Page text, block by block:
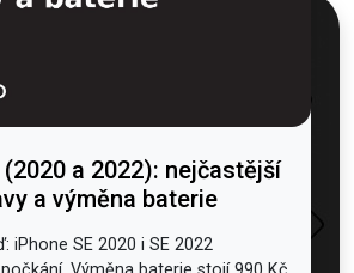
(2020 a 2022): nejčastější
a výměna baterie
iPhone SE 2020 i SE 2022